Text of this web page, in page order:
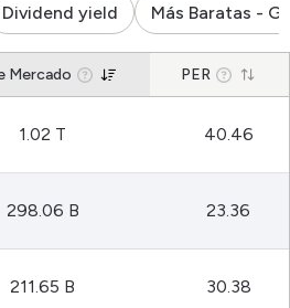
Dividend yield Más Baratas -
Mercado PER
1.02 T 40.46
298.06 B 23.36
211.65 B 30.38